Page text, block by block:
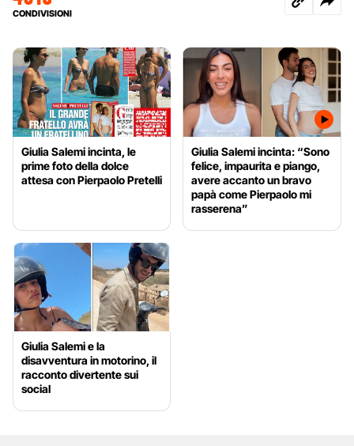
CONDIVISIONI
Giulia Salemi incinta, le
prime foto della dolce
attesa con Pierpaolo Pretelli
Giulia Salemi incinta: “Sono
felice, impaurita e piango,
avere accanto un bravo
papà come Pierpaolo mi
rasserena”
Giulia Salemi e la
disavventura in motorino, il
racconto divertente sui
social